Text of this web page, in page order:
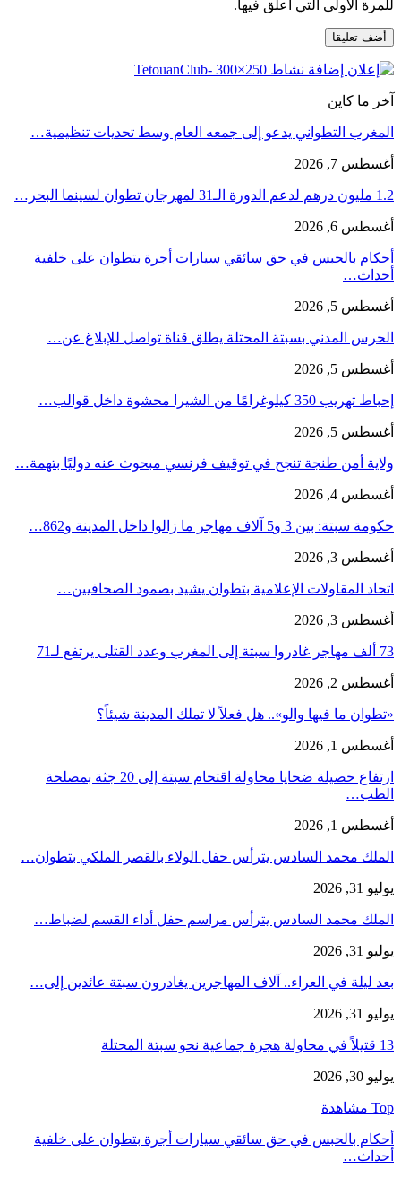
للمرة الأولى التي أعلق فيها.
آخر ما كاين
المغرب التطواني يدعو إلى جمعه العام وسط تحديات تنظيمية…
أغسطس 7, 2026
1.2 مليون درهم لدعم الدورة الـ31 لمهرجان تطوان لسينما البحر…
أغسطس 6, 2026
أحكام بالحبس في حق سائقي سيارات أجرة بتطوان على خلفية
أحداث…
أغسطس 5, 2026
الحرس المدني بسبتة المحتلة يطلق قناة تواصل للإبلاغ عن…
أغسطس 5, 2026
إحباط تهريب 350 كيلوغرامًا من الشيرا محشوة داخل قوالب…
أغسطس 5, 2026
ولاية أمن طنجة تنجح في توقيف فرنسي مبحوث عنه دوليًا بتهمة…
أغسطس 4, 2026
حكومة سبتة: بين 3 و5 آلاف مهاجر ما زالوا داخل المدينة و862…
أغسطس 3, 2026
اتحاد المقاولات الإعلامية بتطوان يشيد بصمود الصحافيين…
أغسطس 3, 2026
73 ألف مهاجر غادروا سبتة إلى المغرب وعدد القتلى يرتفع لـ71
أغسطس 2, 2026
«تطوان ما فيها والو».. هل فعلاً لا تملك المدينة شيئاً؟
أغسطس 1, 2026
ارتفاع حصيلة ضحايا محاولة اقتحام سبتة إلى 20 جثة بمصلحة
الطب…
أغسطس 1, 2026
الملك محمد السادس يترأس حفل الولاء بالقصر الملكي بتطوان…
يوليو 31, 2026
الملك محمد السادس يترأس مراسم حفل أداء القسم لضباط…
يوليو 31, 2026
بعد ليلة في العراء.. آلاف المهاجرين يغادرون سبتة عائدين إلى…
يوليو 31, 2026
13 قتيلاً في محاولة هجرة جماعية نحو سبتة المحتلة
يوليو 30, 2026
Top مشاهدة
أحكام بالحبس في حق سائقي سيارات أجرة بتطوان على خلفية
أحداث…